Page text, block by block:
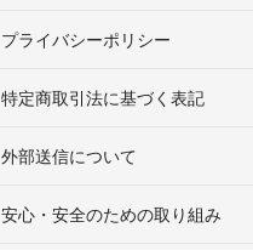
プライバシーポリシー
特定商取引法に基づく表記
外部送信について
安心・安全のための取り組み